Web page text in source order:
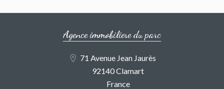
Agence immobiliere du parc
71 Avenue Jean Jaurès
92140 Clamart
France